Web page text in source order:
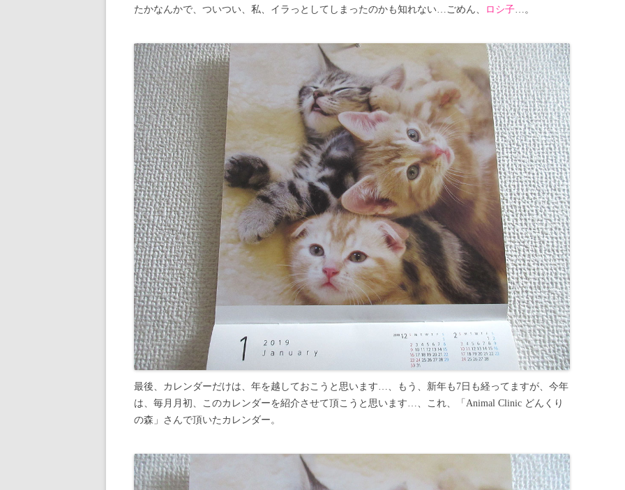
たかなんかで、ついつい、私、イラっとしてしまったのかも知れない…ごめん、
ロシ子…。
最後、カレンダーだけは、年を越しておこうと思います…、もう、新年も7日も経ってますが、今年
は、毎月月初、このカレンダーを紹介させて頂こうと思います…、これ、「Animal Clinic どんくり
の森」さんで頂いたカレンダー。